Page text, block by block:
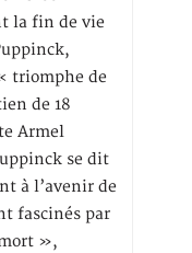
la fin de vie
triomphe de
de 18
Armel
se dit
à l’avenir de
fascinés par
»,